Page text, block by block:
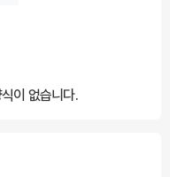
이 없습니다.